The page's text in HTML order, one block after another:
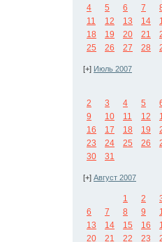
4
5 6 7
11
12 13 14
18
19 20 21
25
26 27 28
[+] Июль 2007
2
3 4 5
9
10 11 12
16
17 18 19
23
24 25 26
30
31
[+] Август 2007
1 2
6
7 8 9
13
14 15 16
20
21 22 23